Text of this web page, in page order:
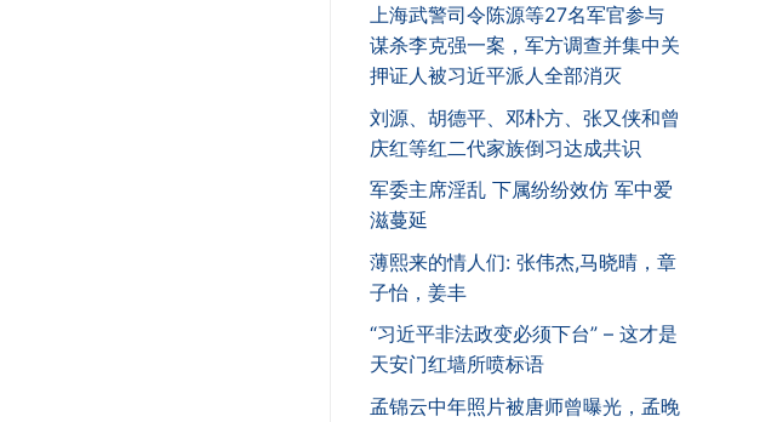
上海武警司令陈源等27名军官参与
谋杀李克强一案，军方调查并集中关
押证人被习近平派人全部消灭
刘源、胡德平、邓朴方、张又侠和曾
庆红等红二代家族倒习达成共识
军委主席淫乱 下属纷纷效仿 军中爱
滋蔓延
薄熙来的情人们: 张伟杰,马晓晴，章
子怡，姜丰
“习近平非法政变必须下台” – 这才是
天安门红墙所喷标语
孟锦云中年照片被唐师曾曝光，孟晚